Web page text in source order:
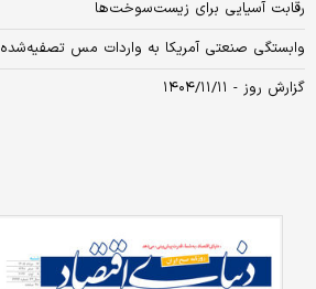
رقابت آسیایی برای زیست‌سوخت‌ها
وابستگی صنعتی آمریکا به واردات مس تصفیه‌شده
گزارش روز - ۱۴۰۴/۱۱/۱۱